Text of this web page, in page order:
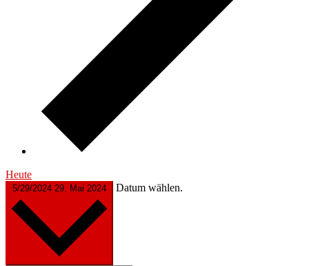
Heute
5/29/2024 29. Mai 2024 Datum wählen.